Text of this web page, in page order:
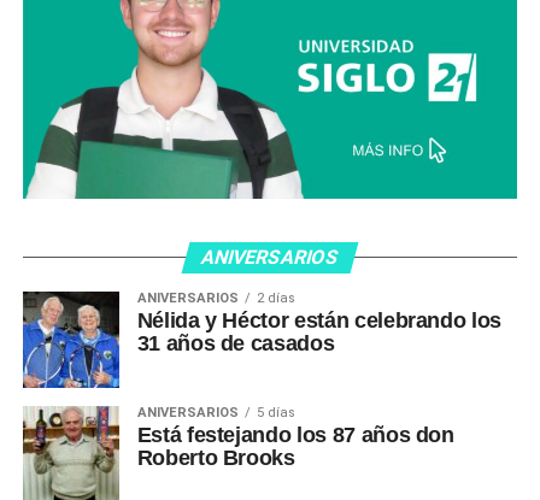
ANIVERSARIOS
ANIVERSARIOS 2 días
Nélida y Héctor están celebrando los
31 años de casados
ANIVERSARIOS 5 días
Está festejando los 87 años don
Roberto Brooks